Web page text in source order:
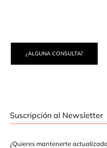
¿ALGUNA CONSULTA?
Suscripción al Newsletter
¿Quieres mantenerte